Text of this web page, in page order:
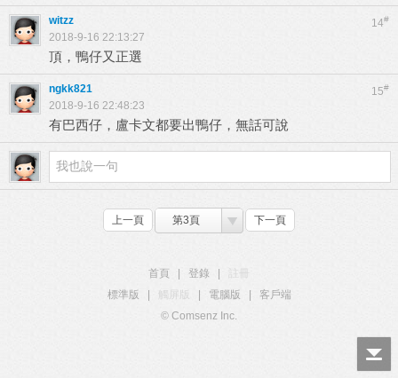
14#
witzz
2018-9-16 22:13:27
頂，鴨仔又正選
15#
ngkk821
2018-9-16 22:48:23
有巴西仔，盧卡文都要出鴨仔，無話可說
上一頁 第3頁 下一頁
首頁 登錄
標準版
觸屏版 電腦版
客戶端
© Comsenz Inc.